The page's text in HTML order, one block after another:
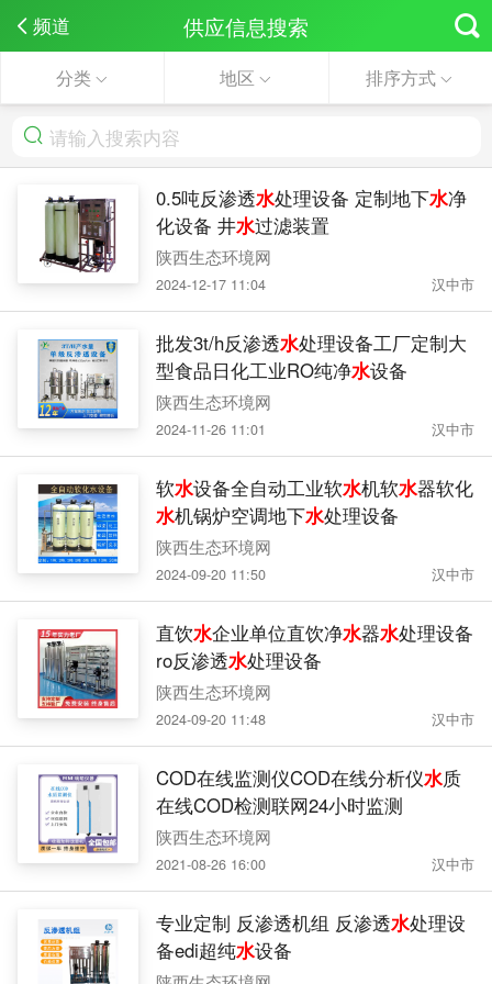
频道 供应信息搜索
分类 地区 排序方式
0.5吨反渗透水处理设备 定制地下水净
化设备 井水过滤装置
陕西生态环境网
2024-12-17 11:04 汉中市
批发3t/h反渗透水处理设备工厂定制大
型食品日化工业RO纯净水设备
陕西生态环境网
2024-11-26 11:01 汉中市
软水设备全自动工业软水机软水器软化
水机锅炉空调地下水处理设备
陕西生态环境网
2024-09-20 11:50 汉中市
直饮水企业单位直饮净水器水处理设备
ro反渗透水处理设备
陕西生态环境网
2024-09-20 11:48 汉中市
COD在线监测仪COD在线分析仪水质
在线COD检测联网24小时监测
陕西生态环境网
2021-08-26 16:00 汉中市
专业定制 反渗透机组 反渗透水处理设
备edi超纯水设备